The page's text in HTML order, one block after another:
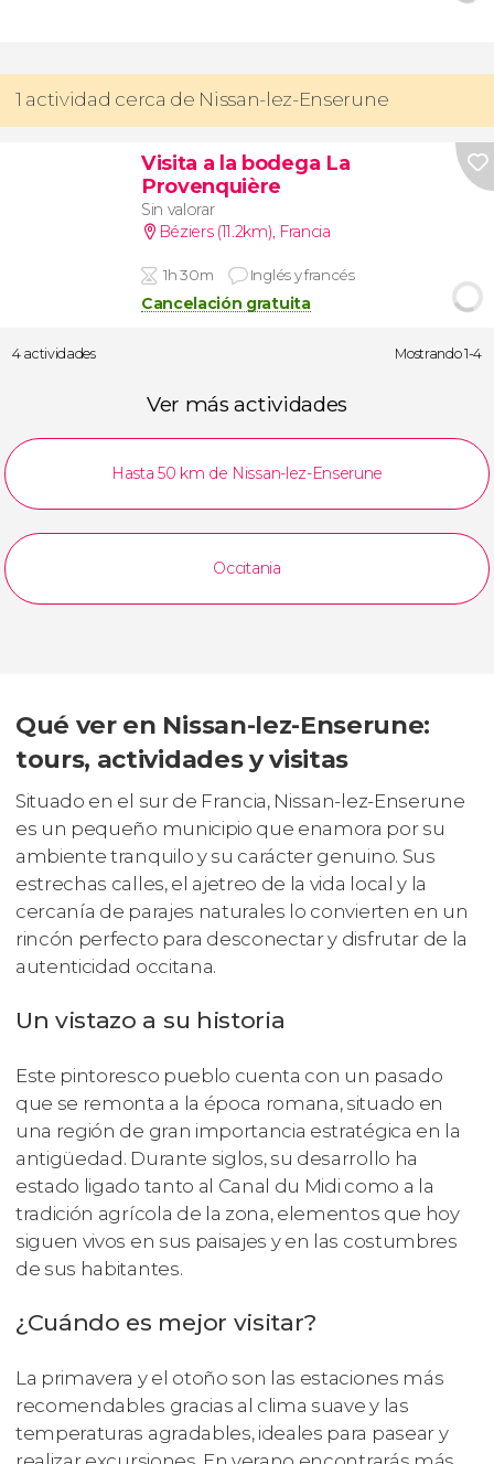
1 actividad cerca de Nissan-lez-Enserune
Visita a la bodega La
Provenquière
Sin valorar
Béziers (11.2km) Francia
1h 30m Inglés y francés
Cancelación gratuita
4 actividades Mostrando 1-4
Ver más actividades
Hasta 50 km de Nissan-lez-Enserune
Occitania
Qué ver en Nissan-lez-Enserune:
tours, actividades y visitas
Situado en el sur de Francia, Nissan-lez-Enserune
es un pequeño municipio que enamora por su
ambiente tranquilo y su carácter genuino. Sus
estrechas calles, el ajetreo de la vida local y la
cercanía de parajes naturales lo convierten en un
rincón perfecto para desconectar y disfrutar de la
autenticidad occitana.
Un vistazo a su historia
Este pintoresco pueblo cuenta con un pasado
que se remonta a la época romana, situado en
una región de gran importancia estratégica en la
antigüedad. Durante siglos, su desarrollo ha
estado ligado tanto al Canal du Midi como a la
tradición agrícola de la zona, elementos que hoy
siguen vivos en sus paisajes y en las costumbres
de sus habitantes.
¿Cuándo es mejor visitar?
La primavera y el otoño son las estaciones más
recomendables gracias al clima suave y las
temperaturas agradables, ideales para pasear y